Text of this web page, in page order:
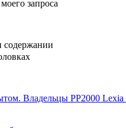
запроса
содержании
Владельцы PP2000 Lexia